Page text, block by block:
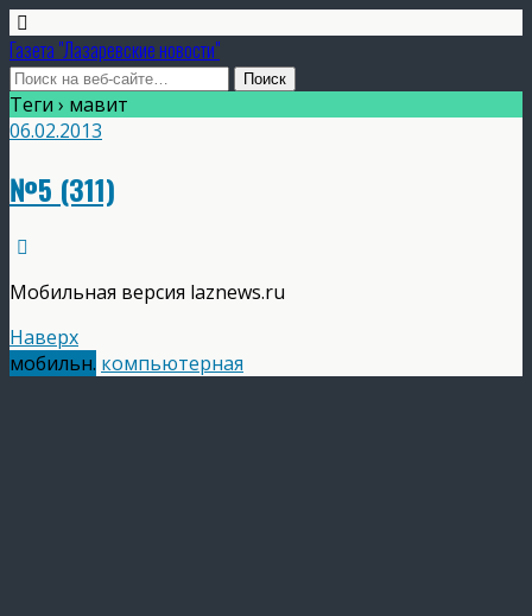
Газета "Лазаревские новости"
Теги › мавит
06.02.2013
№5 (311)
Мобильная версия laznews.ru
Наверх
мобильн. компьютерная